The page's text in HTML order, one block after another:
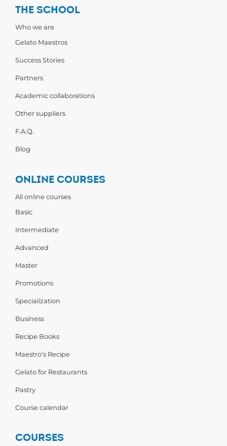
THE SCHOOL
Who we are
Gelato Maestros
Success Stories
Partners
Academic collaborations
Other suppliers
F.A.Q.
Blog
ONLINE COURSES
All online courses
Basic
Intermediate
Advanced
Master
Promotions
Specialization
Business
Recipe Books
Maestro's Recipe
Gelato for Restaurants
Pastry
Course calendar
COURSES